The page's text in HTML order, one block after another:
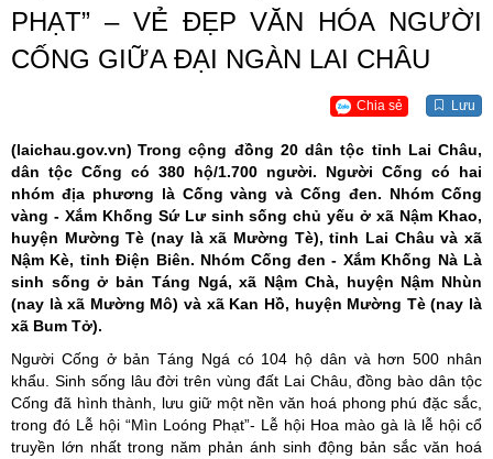
PHẠT” – VẺ ĐẸP VĂN HÓA NGƯỜI
CỐNG GIỮA ĐẠI NGÀN LAI CHÂU
Chia sẻ Lưu
(laichau.gov.vn) Trong cộng đồng 20 dân tộc tỉnh Lai Châu,
dân tộc Cống có 380 hộ/1.700 người. Người Cống có hai
nhóm địa phương là Cống vàng và Cống đen. Nhóm Cống
vàng - Xắm Khống Sứ Lư sinh sống chủ yếu ở xã Nậm Khao,
huyện Mường Tè (nay là xã Mường Tè), tỉnh Lai Châu và xã
Nậm Kè, tỉnh Điện Biên. Nhóm Cống đen - Xắm Khống Nà Là
sinh sống ở bản Táng Ngá, xã Nậm Chà, huyện Nậm Nhùn
(nay là xã Mường Mô) và xã Kan Hồ, huyện Mường Tè (nay là
xã Bum Tở).
Người Cống ở bản Táng Ngá có 104 hộ dân và hơn 500 nhân
khẩu. Sinh sống lâu đời trên vùng đất Lai Châu, đồng bào dân tộc
Cống đã hình thành, lưu giữ một nền văn hoá phong phú đặc sắc,
trong đó Lễ hội “Mìn Loóng Phạt”- Lễ hội Hoa mào gà là lễ hội cổ
truyền lớn nhất trong năm phản ánh sinh động bản sắc văn hoá